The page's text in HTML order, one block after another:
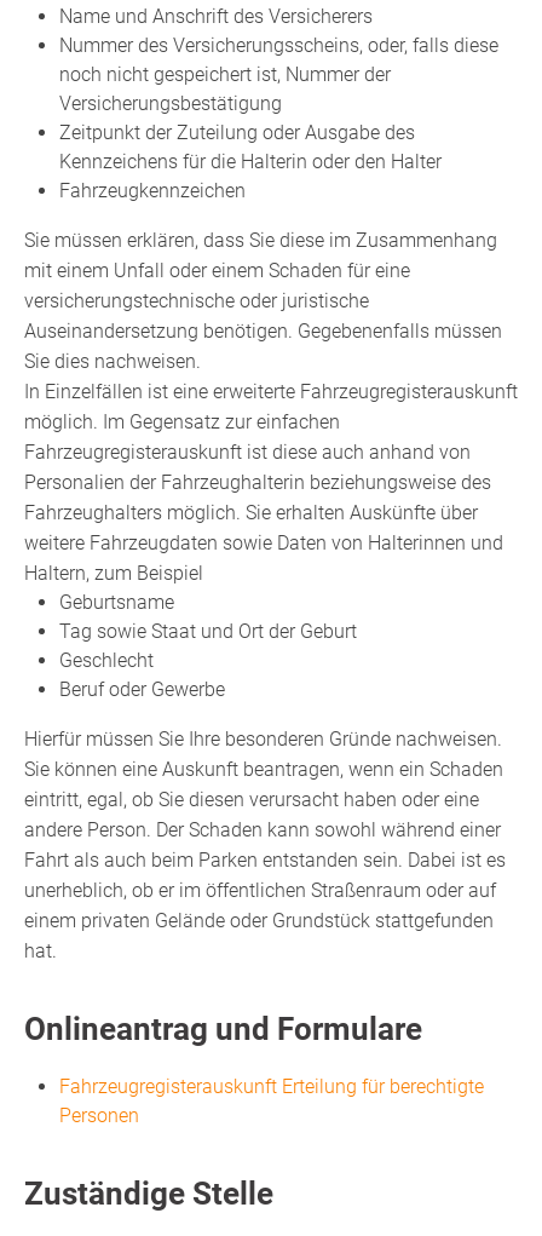
Name und Anschrift des Versicherers
Nummer des Versicherungsscheins, oder, falls diese
noch nicht gespeichert ist, Nummer der
Versicherungsbestätigung
Zeitpunkt der Zuteilung oder Ausgabe des
Kennzeichens für die Halterin oder den Halter
Fahrzeugkennzeichen
Sie müssen erklären, dass Sie diese im Zusammenhang
mit einem Unfall oder einem Schaden für eine
versicherungstechnische oder juristische
Auseinandersetzung benötigen. Gegebenenfalls müssen
Sie dies nachweisen.
In Einzelfällen ist eine erweiterte Fahrzeugregisterauskunft
möglich. Im Gegensatz zur einfachen
Fahrzeugregisterauskunft ist diese auch anhand von
Personalien der Fahrzeughalterin beziehungsweise des
Fahrzeughalters möglich. Sie erhalten Auskünfte über
weitere Fahrzeugdaten sowie Daten von Halterinnen und
Haltern, zum Beispiel
Geburtsname
Tag sowie Staat und Ort der Geburt
Geschlecht
Beruf oder Gewerbe
Hierfür müssen Sie Ihre besonderen Gründe nachweisen.
Sie können eine Auskunft beantragen, wenn ein Schaden
eintritt, egal, ob Sie diesen verursacht haben oder eine
andere Person. Der Schaden kann sowohl während einer
Fahrt als auch beim Parken entstanden sein. Dabei ist es
unerheblich, ob er im öffentlichen Straßenraum oder auf
einem privaten Gelände oder Grundstück stattgefunden
hat.
Onlineantrag und Formulare
Fahrzeugregisterauskunft Erteilung für berechtigte
Personen
Zuständige Stelle